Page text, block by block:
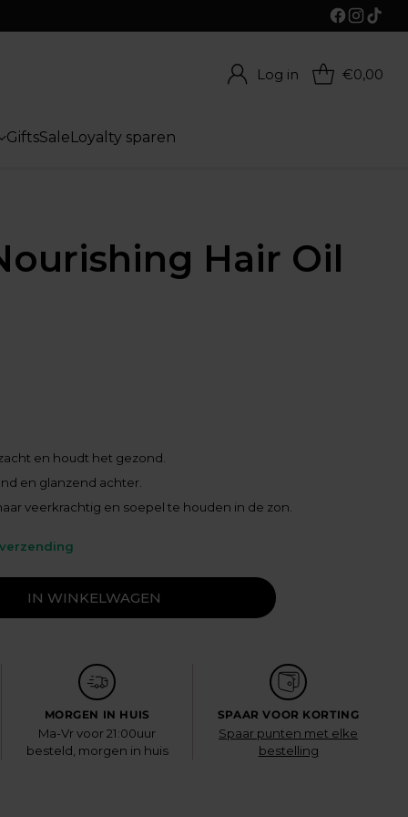
Log in €0,00
GiftsSaleLoyalty sparen
Hair Oil
en houdt het gezond.
en glanzend achter.
veerkrachtig en soepel te houden in de zon.
IN WINKELWAGEN
MORGEN IN HUIS
Ma-Vr voor 21:00uur
besteld, morgen in huis
SPAAR VOOR KORTING
Spaar punten met elke
bestelling